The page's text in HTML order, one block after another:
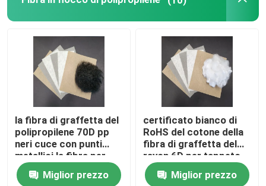
Fibra a basso punto di fusione
prodotto non intessuto del polipropilene
Resina di polipropilene omopolimero
Panno per la pulizia in microfibra
la fibra di graffetta del
polipropilene 70D pp
neri cuce con punti
metallici la fibra per
non tessuto
Miglior prezzo
certificato bianco di
RoHS del cotone della
fibra di graffetta del
rayon 6D per tappeto
Miglior prezzo